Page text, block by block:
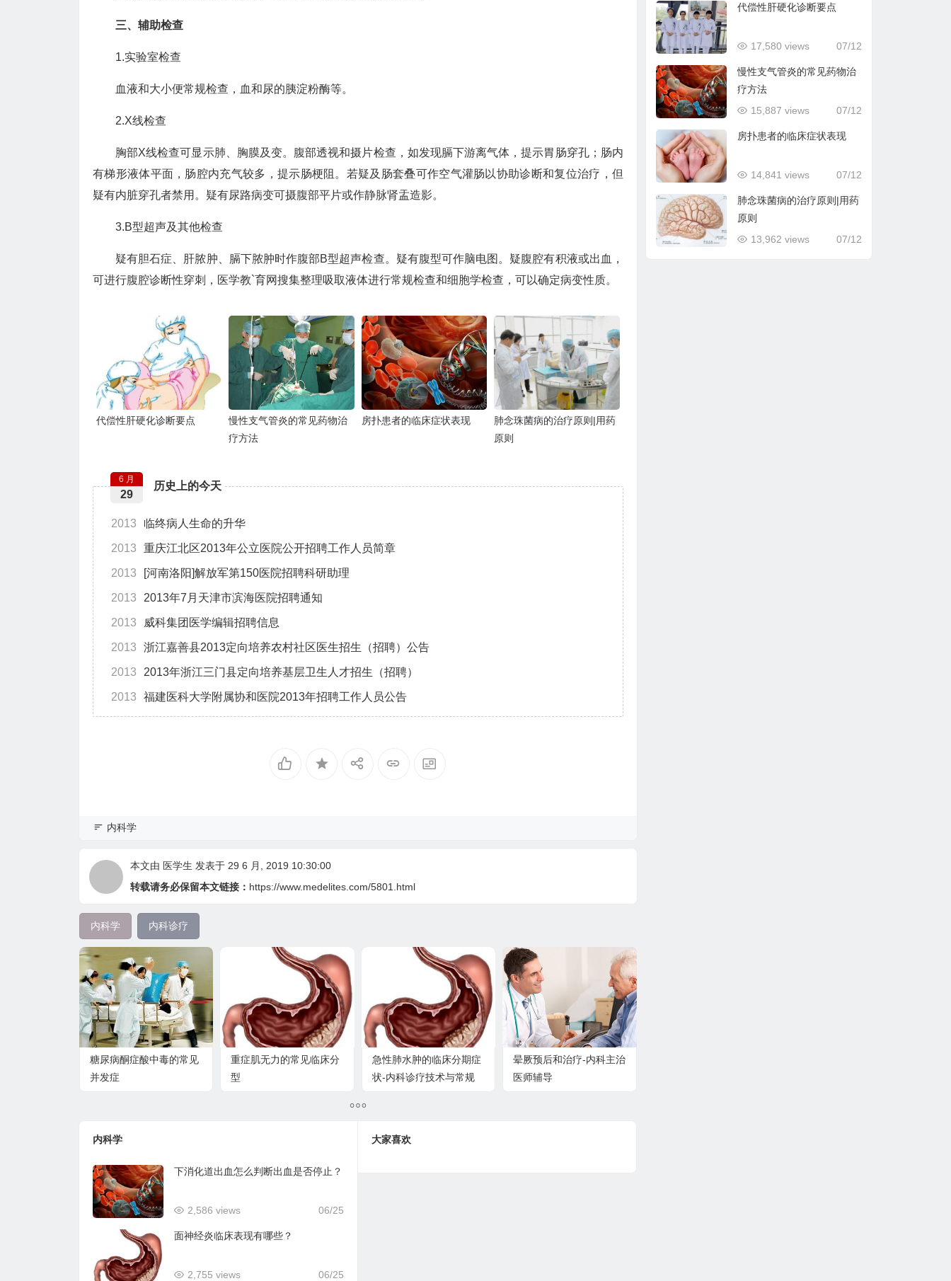
三、辅助检查
1.实验室检查
血液和大小便常规检查，血和尿的胰淀粉酶等。
2.X线检查
胸部X线检查可显示肺、胸膜及变。腹部透视和摄片检查，如发现膈下游离气体，提示胃肠穿孔；肠内
有梯形液体平面，肠腔内充气较多，提示肠梗阻。若疑及肠套叠可作空气灌肠以协助诊断和复位治疗，但
疑有内脏穿孔者禁用。疑有尿路病变可摄腹部平片或作静脉肾盂造影。
3.B型超声及其他检查
疑有胆石症、肝脓肿、膈下脓肿时作腹部B型超声检查。疑有腹型可作脑电图。疑腹腔有积液或出血，
可进行腹腔诊断性穿刺，医学教`育网搜集整理吸取液体进行常规检查和细胞学检查，可以确定病变性质。
代偿性肝硬化诊断要点
慢性支气管炎的常见药物治
疗方法
房扑患者的临床症状表现
肺念珠菌病的治疗原则|用药
原则
历史上的今天
6 月
29
2013 临终病人生命的升华
2013 重庆江北区2013年公立医院公开招聘工作人员简章
2013 [河南洛阳]解放军第150医院招聘科研助理
2013 2013年7月天津市滨海医院招聘通知
2013 威科集团医学编辑招聘信息
2013 浙江嘉善县2013定向培养农村社区医生招生（招聘）公告
2013 2013年浙江三门县定向培养基层卫生人才招生（招聘）
2013 福建医科大学附属协和医院2013年招聘工作人员公告
内科学
本文由 医学生 发表于 29 6 月, 2019 10:30:00
转载请务必保留本文链接： https://www.medelites.com/5801.html
内科学 内科诊疗
糖尿病酮症酸中毒的常见
并发症
重症肌无力的常见临床分
型
急性肺水肿的临床分期症
状-内科诊疗技术与常规
晕厥预后和治疗-内科主治
医师辅导
内科学
下消化道出血怎么判断出血是否停止？
06/25
2,586 views
面神经炎临床表现有哪些？
06/25
2,755 views
大家喜欢
代偿性肝硬化诊断要点
07/12
17,580 views
慢性支气管炎的常见药物治
疗方法
07/12
15,887 views
房扑患者的临床症状表现
07/12
14,841 views
肺念珠菌病的治疗原则|用药
原则
07/12
13,962 views